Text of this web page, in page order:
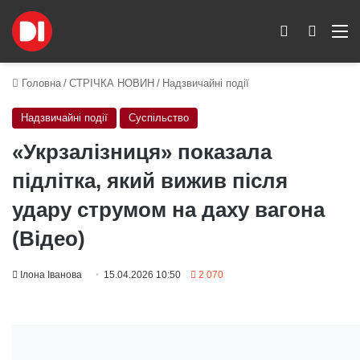
Пошук
Switch skin
Головна / СТРІЧКА НОВИН / Надзвичайні події
Надзвичайні події Суспільство
«Укрзалізниця» показала
підлітка, який вижив після
удару струмом на даху вагона
(Відео)
Ілона Іванова 15.04.2026 10:50 2 070